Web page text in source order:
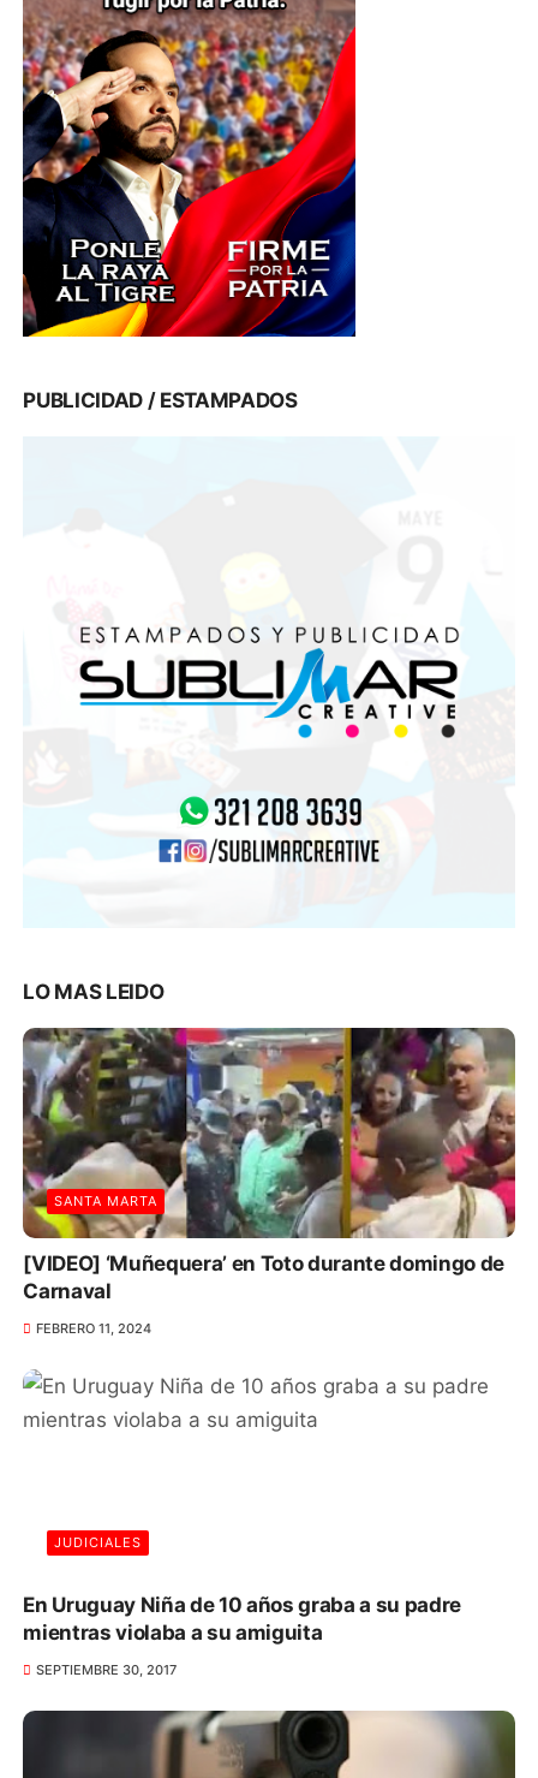
PUBLICIDAD / ESTAMPADOS
LO MAS LEIDO
SANTA MARTA
[VIDEO] ‘Muñequera’ en Toto durante domingo de
Carnaval
FEBRERO 11, 2024
JUDICIALES
En Uruguay Niña de 10 años graba a su padre
mientras violaba a su amiguita
SEPTIEMBRE 30, 2017